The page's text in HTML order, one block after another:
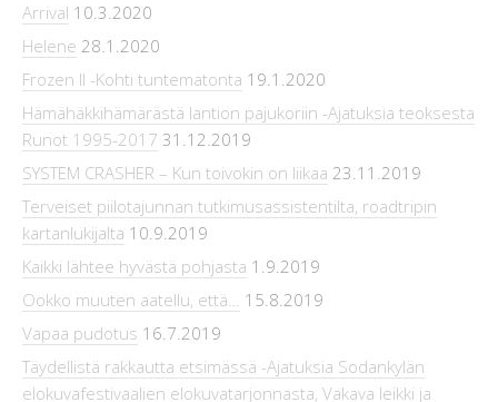
Arrival 10.3.2020
Helene 28.1.2020
Frozen II -Kohti tuntematonta 19.1.2020
Hämähäkkihämärästä lantion pajukoriin -Ajatuksia teoksesta
Runot 1995-2017 31.12.2019
SYSTEM CRASHER – Kun toivokin on liikaa 23.11.2019
Terveiset piilotajunnan tutkimusassistentilta, roadtripin
kartanlukijalta 10.9.2019
Kaikki lähtee hyvästä pohjasta 1.9.2019
Ookko muuten aatellu, että… 15.8.2019
Vapaa pudotus 16.7.2019
Täydellistä rakkautta etsimässä -Ajatuksia Sodankylän
elokuvafestivaalien elokuvatarjonnasta, Vakava leikki ja